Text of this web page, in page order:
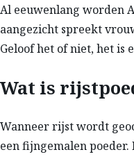
Al eeuwenlang worden
aangezicht spreekt
Geloof het of niet, het is
Wat is
Wanneer rijst wordt
een fijngemalen